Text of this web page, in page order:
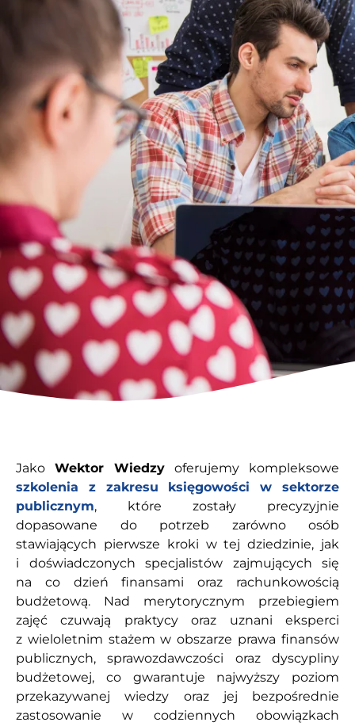
Jako Wektor Wiedzy oferujemy kompleksowe
szkolenia z zakresu księgowości w sektorze
publicznym, które zostały precyzyjnie
dopasowane do potrzeb zarówno osób
stawiających pierwsze kroki w tej dziedzinie, jak
i doświadczonych specjalistów zajmujących się
na co dzień finansami oraz rachunkowością
budżetową. Nad merytorycznym przebiegiem
zajęć czuwają praktycy oraz uznani eksperci
z wieloletnim stażem w obszarze prawa finansów
publicznych, sprawozdawczości oraz dyscypliny
budżetowej, co gwarantuje najwyższy poziom
przekazywanej wiedzy oraz jej bezpośrednie
zastosowanie w codziennych obowiązkach